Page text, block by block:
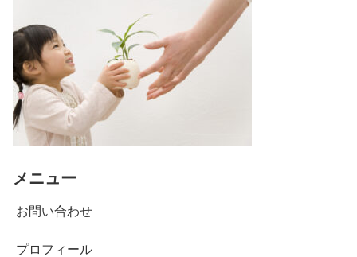
メニュー
お問い合わせ
プロフィール